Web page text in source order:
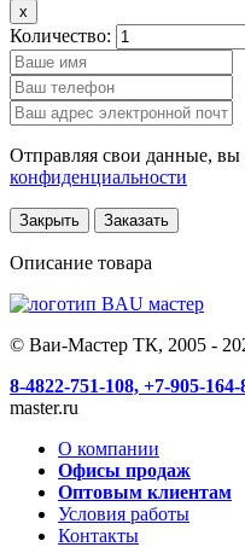
x
Количество:
Отправляя свои данные, вы
конфиденциальности
Закрыть Заказать
Описание товара
© Ваи-Мастер ТК, 2005 -
8-4822-751-108, +7-905-164-
master.ru
О компании
Офисы продаж
Оптовым клиентам
Условия работы
Контакты